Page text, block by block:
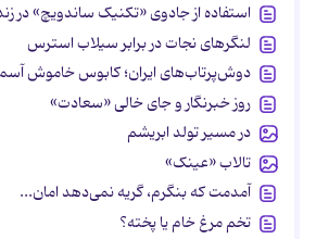
استفاده از جادوی «تکنیک ساندویچ» در
لنگرهای نجات در برابر سیلاب استرس
دوش‌پرتاب‌های ایران؛ کابوس خاموش
روز خبرنگار و جای خالی «سعادت»
در مسیر تولد ابریشم
تالاب «عینک»
آمدمت که بنگرم، گریه نمی‌دهد امان...
تخم مرغ خام یا پخته؟